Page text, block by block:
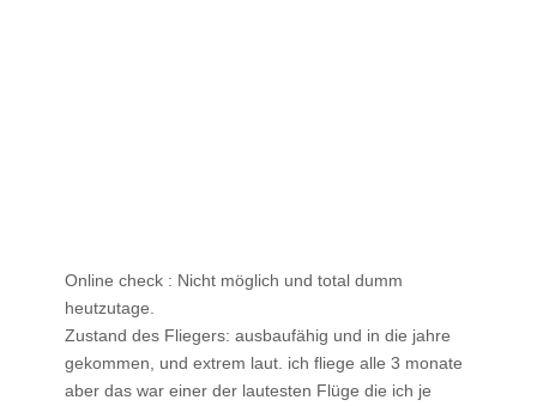
Online check : Nicht möglich und total dumm
heutzutage.
Zustand des Fliegers: ausbaufähig und in die jahre
gekommen, und extrem laut. ich fliege alle 3 monate
aber das war einer der lautesten Flüge die ich je